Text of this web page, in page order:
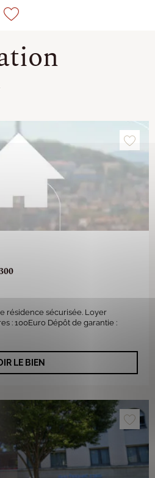
résidence sécurisée. Loyer
: 100Euro Dépôt de garantie :
LE BIEN